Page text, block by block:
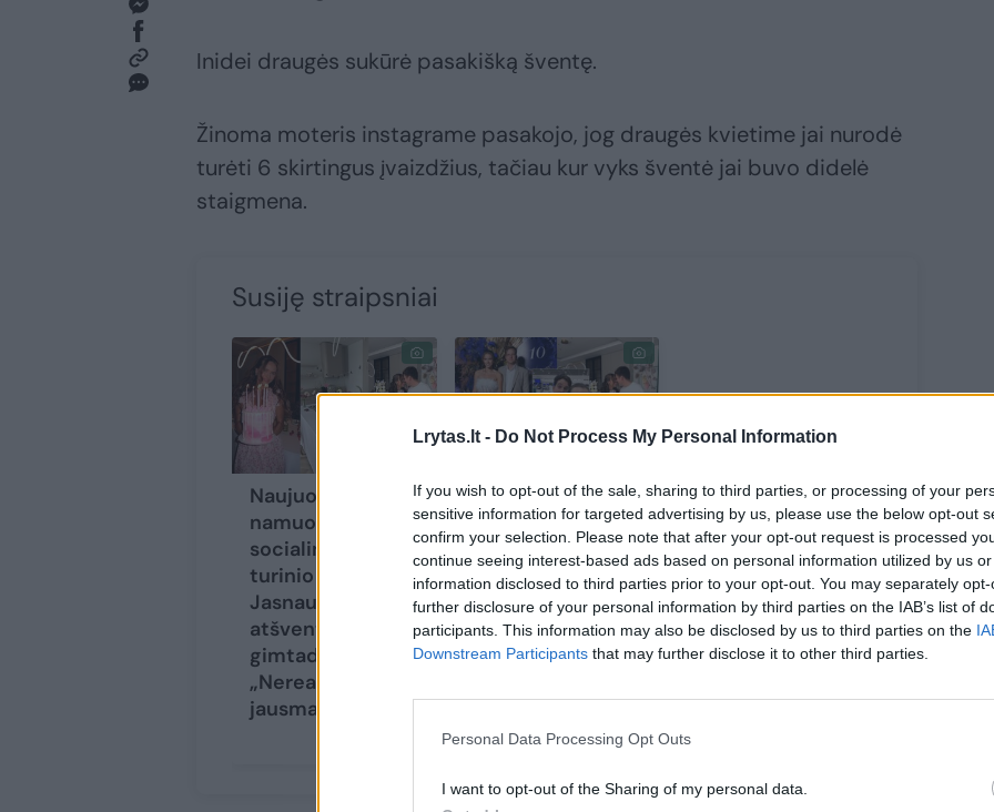
Lrytas.lt - Do Not Process My Personal Information
If you wish to opt-out of the sale, sharing to third parties, or processing of your
sensitive information for targeted advertising by us, please use the below opt-out
confirm your selection. Please note that after your opt-out request is processed
continue seeing interest-based ads based on personal information utilized by us
information disclosed to third parties prior to your opt-out. You may separately
further disclosure of your personal information by third parties on the IAB’s list of
participants. This information may also be disclosed by us to third parties on the
Downstream Participants that may further disclose it to other third parties.
Personal Data Processing Opt Outs
I want to opt-out of the Sharing of my personal data.
Inidei draugės sukūrė pasakišką šventę.
Žinoma moteris instagrame pasakojo, jog draugės kvietime jai nurodė
turėti 6 skirtingus įvaizdžius, tačiau kur vyks šventė jai buvo didelė
staigmena.
Susiję straipsniai
Naujuose
namuose
socialinių tinklų
turinio kūrėja I.
Jasnauskaitė
atšventė 25-ąjį
gimtadienį:
„Nerealus
jausmas“
Socialinių tinklų
turinio kūrėja I.
Jasnauskaitė oro
uoste patyrė
nesėkmę:
„Pamoka stipriai
ir brangiai